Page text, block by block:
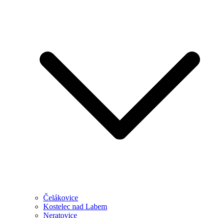
Čelákovice
Kostelec nad Labem
Neratovice